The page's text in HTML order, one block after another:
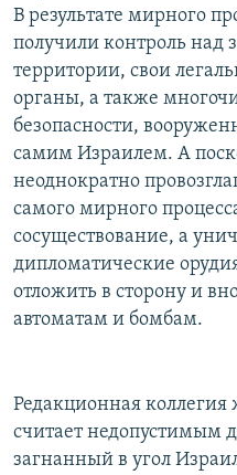
В результате мирного
получили контроль над
территории, свои
органы, а также
безопасности,
самим Израилем. А
неоднократно
самого мирного
сосуществование, а
дипломатические
отложить в сторону и
автоматам и бомбам.
Редакционная
считает недопустимым
загнанный в угол